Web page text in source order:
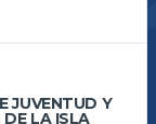
JUVENTUD Y
DE LA ISLA